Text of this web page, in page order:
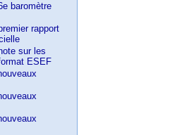
baromètre
rapport
sur les
ESEF